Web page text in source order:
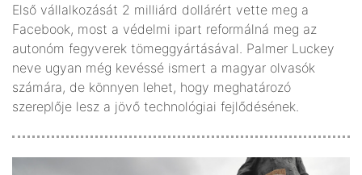
Első vállalkozását 2 milliárd dollárért vette meg a
Facebook, most a védelmi ipart reformálná meg az
autonóm fegyverek tömeggyártásával. Palmer Luckey
neve ugyan még kevéssé ismert a magyar olvasók
számára, de könnyen lehet, hogy meghatározó
szereplője lesz a jövő technológiai fejlődésének.